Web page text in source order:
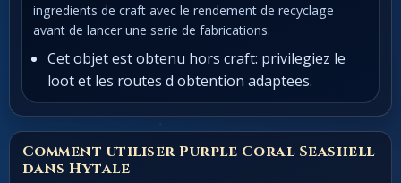
ingredients de craft avec le rendement de recyclage
avant de lancer une serie de fabrications.
Cet objet est obtenu hors craft: privilegiez le
loot et les routes d obtention adaptees.
Comment utiliser Purple Coral Seashell
dans Hytale